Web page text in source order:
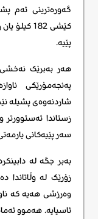
گەورەترینی ئەم
پێیە.
هەر بەبرێک
پەنجەمۆرێکی
شاردنەوەی پشیلە
زستاندا
سەر پێیەکانی
بەبر جگە لە
زۆرێک لە وڵاتاندا
وەرزشی هەیە کە
ئاسیایە. هەموو